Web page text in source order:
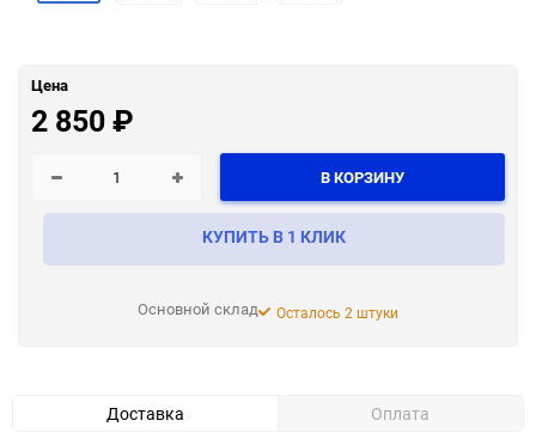
Цена
2 850₽
В КОРЗИНУ
КУПИТЬ В 1 КЛИК
Основной склад Осталось 2 штуки
Доставка Оплата